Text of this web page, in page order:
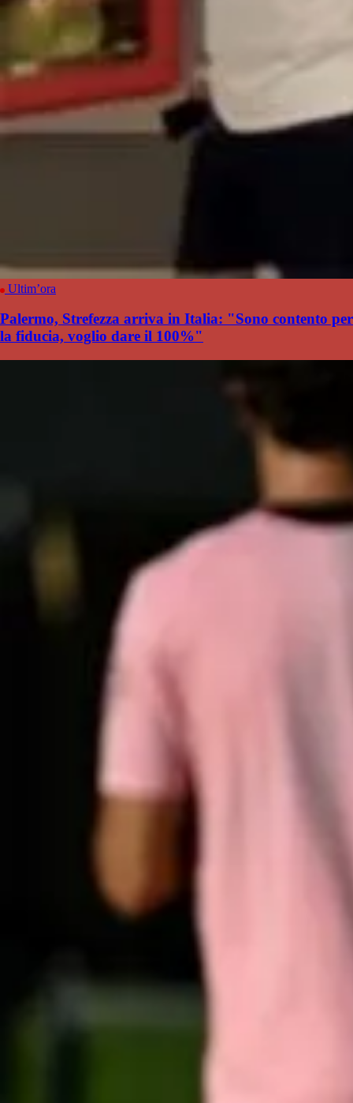
Ultim’ora
Palermo, Strefezza arriva in Italia: "Sono contento per
la fiducia, voglio dare il 100%"